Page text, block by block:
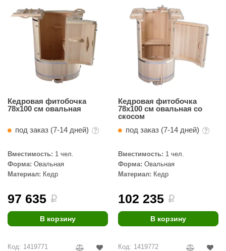
Design
Кедровая фитобочка
78х100 см овальная
под заказ (7-14 дней)
Вместимость: 1 чел.
Форма: Овальная
Материал: Кедр
97 635 i
В корзину
Кедровая фитобочка
78х100 см овальная со
скосом
под заказ (7-14 дней)
Вместимость: 1 чел.
Форма: Овальная
Материал: Кедр
102 235 i
В корзину
Код: 1419771 Код: 1419772